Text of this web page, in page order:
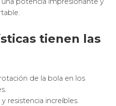
tienen las
de la bola en los
resistencia increíbles.